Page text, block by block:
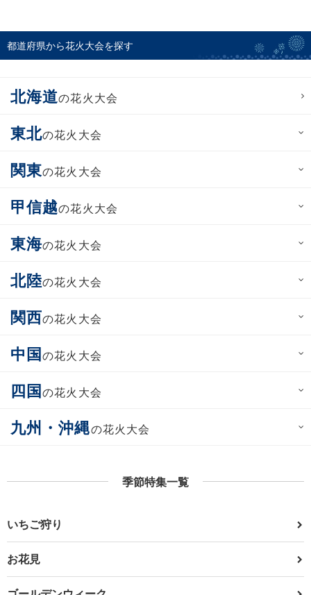
都道府県から花火大会を探す
北海道の花火大会
東北の花火大会
関東の花火大会
甲信越の花火大会
東海の花火大会
北陸の花火大会
関西の花火大会
中国の花火大会
四国の花火大会
九州・沖縄の花火大会
季節特集一覧
いちご狩り
お花見